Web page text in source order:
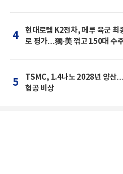
4
현대로템 K2전차, 페루 육군 최
로 평가…獨·美 꺾고 150대 수
5
TSMC, 1.4나노 2028년 양산…
협공 비상